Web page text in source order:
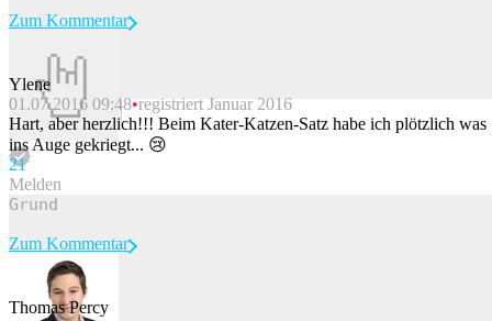
Beitrag melden
Zum Kommentar
Ylene
01.07.2016 09:48 registriert Januar 2016
Hart, aber herzlich!!! Beim Kater-Katzen-Satz habe ich plötzlich was
ins Auge gekriegt... 😢
21
Melden
Zum Kommentar
Thomas Percy